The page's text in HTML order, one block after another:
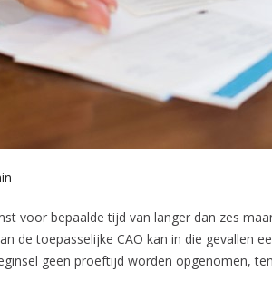
voor bepaalde tijd van langer dan zes
de toepasselijke CAO kan in die
geen proeftijd worden opgenomen,